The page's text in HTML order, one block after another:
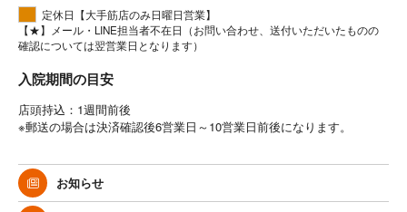
定休日【大手筋店のみ日曜日営業】
【★】メール・LINE担当者不在日（お問い合わせ、送付いただいたものの
確認については翌営業日となります）
入院期間の目安
店頭持込：1週間前後
※郵送の場合は決済確認後6営業日～10営業日前後になります。
お知らせ